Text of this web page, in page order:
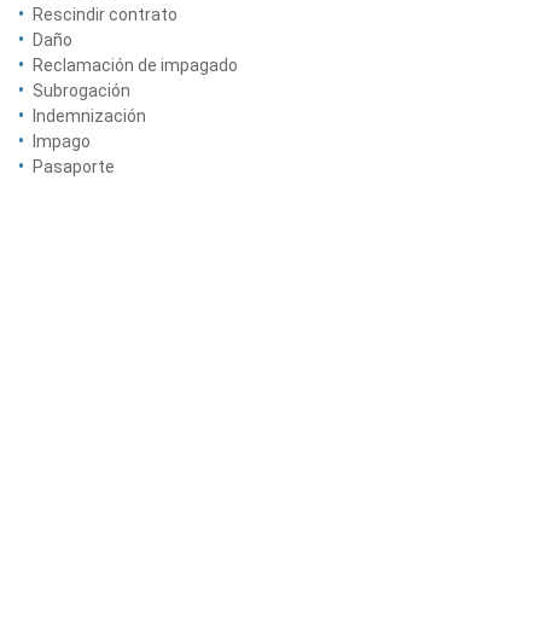
Rescindir contrato
Daño
Reclamación de impagado
Subrogación
Indemnización
Impago
Pasaporte